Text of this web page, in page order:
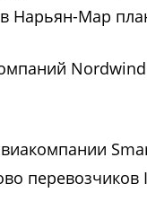
Нарьян-Мар